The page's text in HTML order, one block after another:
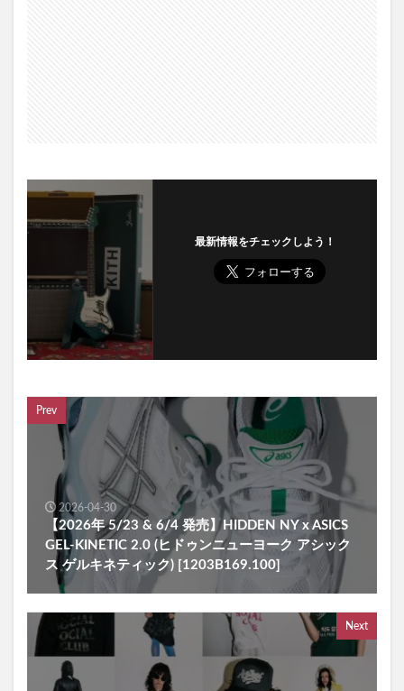
最新情報をチェックしよう！
Prev
2026-04-30
【2026年 5/23 & 6/4 発売】HIDDEN NY x ASICS
GEL-KINETIC 2.0 (ヒドゥンニューヨーク アシック
ス ゲルキネティック) [1203B169.100]
Next